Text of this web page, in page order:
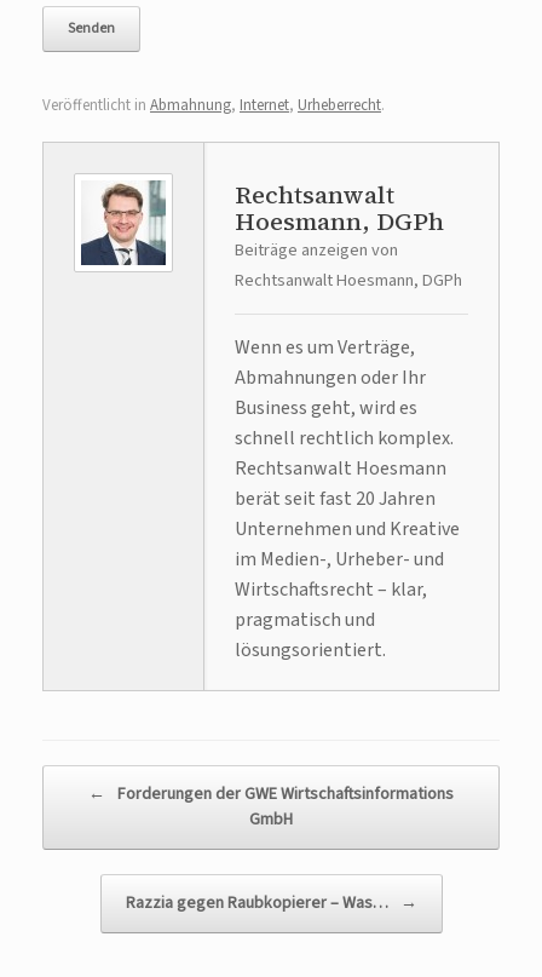
Veröffentlicht in Abmahnung, Internet, Urheberrecht.
Rechtsanwalt
Hoesmann, DGPh
Beiträge anzeigen von
Rechtsanwalt Hoesmann, DGPh
Wenn es um Verträge,
Abmahnungen oder Ihr
Business geht, wird es
schnell rechtlich komplex.
Rechtsanwalt Hoesmann
berät seit fast 20 Jahren
Unternehmen und Kreative
im Medien-, Urheber- und
Wirtschaftsrecht – klar,
pragmatisch und
lösungsorientiert.
← Forderungen der GWE Wirtschaftsinformations
GmbH
Razzia gegen Raubkopierer – Was… →